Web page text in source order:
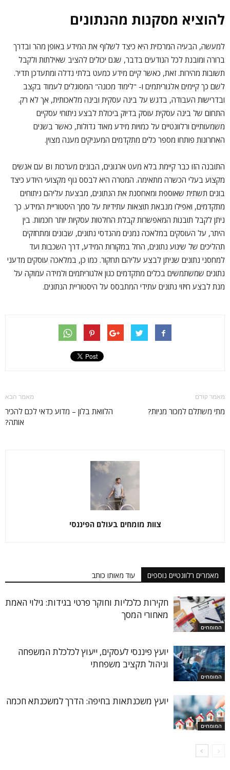
להוציא מסקנות מהנתונים
למעשה, הבעיה המרכזית היא כיצד לשלוף את המידע באופן מהר ובדרך
ברורה ומובנת לכל הנודעים בדבר, שגם יכולים להציב שאילתות ולקבל
תשובות מהירות. זאת, כאשר קיים מידע כמעט בלתי נדלה ומתעדכן תדיר.
לשם כך קיימים אלגוריתמים ו- "לימוד מכונה" המסוגלים לעמוד בקצב
ובדרישות העבודה, בדגש על בינה עסקית ובינה מלאכותית, אך לא רק.
התחום של בינה עסקית עוסק בדיוק ביכולת לבצע ניתוחי עסקיים
משמעותיים ורלוונטיים על כמויות מידע מאוד גדולות, כאשר בשנים
האחרונות פותחו מספר כלים מתקדמים המעניקים מענה מצוין.
התובנה הזו כבר קיימת בלא מעט ארגונים, הבונים מערכות BI עם אנשים
מקצוע בעלי הכשרה מתאימה. המטרה היא לבסס גוף מקצועי היודע כיצד
בונים תשתית שאוספת ומאחסנת את הנתונים, מבצעת עליהם ניתוחים
מתקדמים, ואפילו מנבאת תוצאות עתידיות על סמך היסטוריית המידע. כך
ניתן לקבל תובנות המאפשרות קבלת החלטות עסקיות יותר חכמות. בין
היתר, על העוסקים במלאכה נמנים מהנדסי נתונים, שבונים ומתחזקים
תהליכים של שינוע נתונים, החל במקורות המידע, דרך השכבות ועד
למחסני נתונים שניתן לבצע עליהם תחקור. כמו כן, במלאכה עוסקים מדעני
נתונים שמשתמשים בכלים מתקדמים כגון אלגוריתמים ולמידה עמוקה על
מנת לבצע חיזוי נתונים עתידי המתבסס על היסטוריית הנתונים.
מאמר קודם
מתי משתלם למכור מניות?
מאמר הבא
הלוואת בלון – מדוע כדאי לכם להכיר
אותה?
צוות מומחים בעולם הפיננסי
מאמרים רלוונטיים נוספים עוד מאותו כותב
המומחים
חקירות כלכליות וחוקר פרטי בגידות: גילוי האמת
מאחורי המסך
המומחים
יועץ פיננסי לעסקים, ייעוץ לכלכלת המשפחה
וניהול תקציב משפחתי
המומחים
יועץ משכנתאות בחיפה: הדרך למשכנתא חכמה